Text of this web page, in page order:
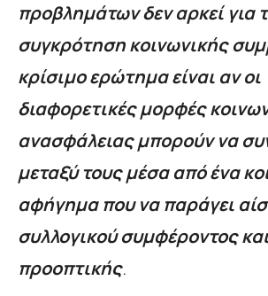
προβλημάτων δεν αρκεί για
συγκρότηση κοινωνικής
κρίσιμο ερώτημα είναι αν οι
διαφορετικές μορφές
ανασφάλειας μπορούν να
μεταξύ τους μέσα από ένα
αφήγημα που να παράγει
συλλογικού συμφέροντος
προοπτικής.